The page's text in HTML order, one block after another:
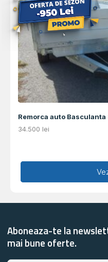
Remorca auto Basculanta
34.500 lei
Aboneaza-te la
mai bune oferte.